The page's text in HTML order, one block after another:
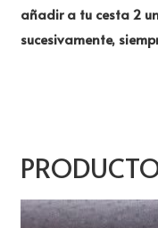
añadir a tu cesta 2
sucesivamente,